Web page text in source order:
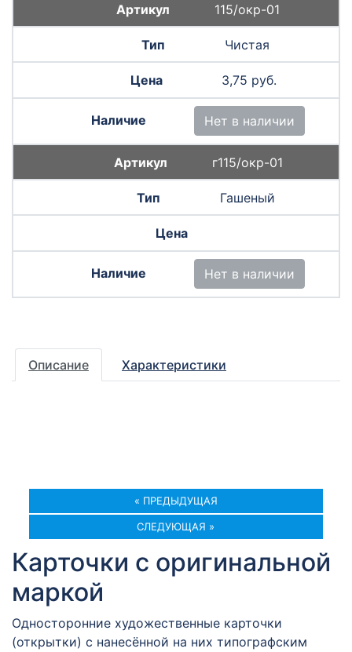
115/окр-01
Чистая
3,75 руб.
Нет в наличии
г115/окр-01
Гашеный
Нет в наличии
Описание Характеристики
« ПРЕДЫДУЩАЯ
СЛЕДУЮЩАЯ »
Карточки с оригинальной
маркой
Односторонние художественные карточки
(открытки) с нанесённой на них типографским